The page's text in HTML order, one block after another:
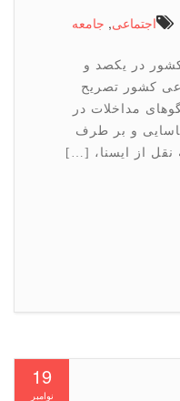
,جامعه
و
تصریح
در
بر طرف
[…]